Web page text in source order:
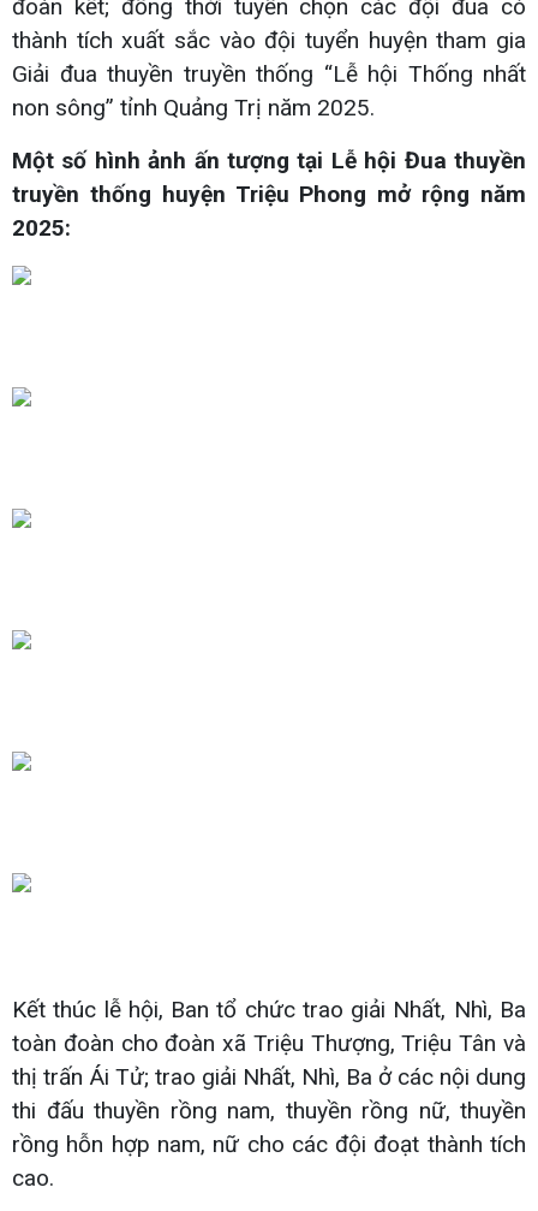
đoàn kết; đồng thời tuyển chọn các đội đua có
thành tích xuất sắc vào đội tuyển huyện tham gia
Giải đua thuyền truyền thống “Lễ hội Thống nhất
non sông” tỉnh Quảng Trị năm 2025.
Một số hình ảnh ấn tượng tại Lễ hội Đua thuyền
truyền thống huyện Triệu Phong mở rộng năm
2025:
Kết thúc lễ hội, Ban tổ chức trao giải Nhất, Nhì, Ba
toàn đoàn cho đoàn xã Triệu Thượng, Triệu Tân và
thị trấn Ái Tử; trao giải Nhất, Nhì, Ba ở các nội dung
thi đấu thuyền rồng nam, thuyền rồng nữ, thuyền
rồng hỗn hợp nam, nữ cho các đội đoạt thành tích
cao.